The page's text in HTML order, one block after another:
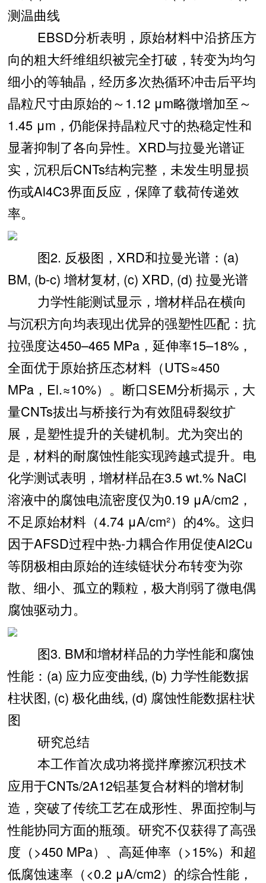
测温曲线
EBSD分析表明，原始材料中沿挤压方
向的粗大纤维组织被完全打破，转变为均匀
细小的等轴晶，经历多次热循环冲击后平均
晶粒尺寸由原始的～1.12 μm略微增加至～
1.45 μm，仍能保持晶粒尺寸的热稳定性和
显著抑制了各向异性。XRD与拉曼光谱证
实，沉积后CNTs结构完整，未发生明显损
伤或Al4C3界面反应，保障了载荷传递效
率。
图2. 反极图，XRD和拉曼光谱：(a)
BM, (b-c) 增材复材, (c) XRD, (d) 拉曼光谱
力学性能测试显示，增材样品在横向
与沉积方向均表现出优异的强塑性匹配：抗
拉强度达450–465 MPa，延伸率15–18%，
全面优于原始挤压态材料（UTS≈450
MPa，El.≈10%）。断口SEM分析揭示，大
量CNTs拔出与桥接行为有效阻碍裂纹扩
展，是塑性提升的关键机制。尤为突出的
是，材料的耐腐蚀性能实现跨越式提升。电
化学测试表明，增材样品在3.5 wt.% NaCl
溶液中的腐蚀电流密度仅为0.19 μA/cm2，
不足原始材料（4.74 μA/cm²）的4%。这归
因于AFSD过程中热-力耦合作用促使Al2Cu
等阴极相由原始的连续链状分布转变为弥
散、细小、孤立的颗粒，极大削弱了微电偶
腐蚀驱动力。
图3. BM和增材样品的力学性能和腐蚀
性能：(a) 应力应变曲线, (b) 力学性能数据
柱状图, (c) 极化曲线, (d) 腐蚀性能数据柱状
图
研究总结
本工作首次成功将搅拌摩擦沉积技术
应用于CNTs/2A12铝基复合材料的增材制
造，突破了传统工艺在成形性、界面控制与
性能协同方面的瓶颈。研究不仅获得了高强
度（>450 MPa）、高延伸率（>15%）和超
低腐蚀速率（<0.2 μA/cm2）的综合性能，